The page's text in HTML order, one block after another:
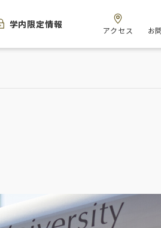
学内限定情報
アクセス お